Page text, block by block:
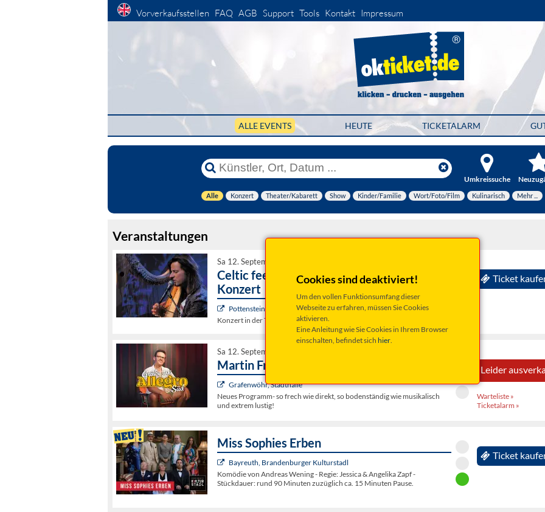
Vorverkaufsstellen FAQ AGB Support Tools Kontakt Impressum
ALLE EVENTS HEUTE TICKETALARM
Umkreissuche
Alle Konzert Theater/Kabarett Show Kinder/Familie Wort/Foto/Film Kulinarisch Mehr ...
Cookies sind deaktiviert!
Um den vollen Funktionsumfang dieser
Webseite zu erfahren, müssen Sie Cookies
aktivieren.
Eine Anleitung wie Sie Cookies in Ihrem Browser
einschalten, befindet sich hier.
Veranstaltungen
Sa 12. September 2026 20:00 Uhr
Celtic feelings - romantisches Harfen-
Konzert
Pottenstein, Teufelshöhle Pottenstein
Konzert in der Teufelshöhle mit dem Virtuosen Andy Lang.
Ticket
Sa 12. September 2026 20:00 Uhr
Martin Frank: Grüße aus Allegro Süd
Grafenwöhr, Stadthalle
Neues Programm- so frech wie direkt, so bodenständig wie musikalisch
und extrem lustig!
Leider
Warteliste »
Ticketalarm »
Miss Sophies Erben
Bayreuth, Brandenburger Kulturstadl
Komödie von Andreas Wening - Regie: Jessica & Angelika Zapf -
Stückdauer: rund 90 Minuten zuzüglich ca. 15 Minuten Pause.
Ticket